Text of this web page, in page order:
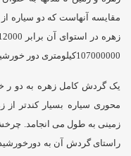
مقایسه آنهاست که دو سیاره
107000000کیلومتری دور خورشید می گردد.
زمینی به طول می انجامد.
راستای گردش آن به